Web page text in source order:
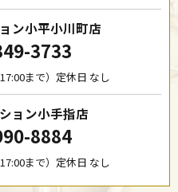
ン小平小川町店
3733
まで）定休日 なし
ョン小手指店
8884
まで）定休日 なし